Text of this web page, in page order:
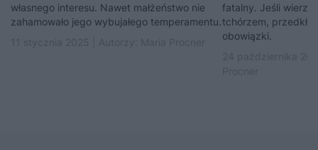
własnego interesu. Nawet małżeństwo nie
zahamowało jego wybujałego temperamentu.
fatalny. Jeśli
tchórzem,
obowiązki.